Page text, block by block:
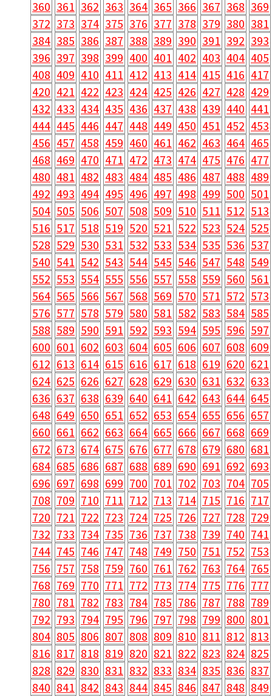
360 361 362 363 364 365 366 367 368 369
372 373 374 375 376 377 378 379 380 381
384 385 386 387 388 389 390 391 392 393
396 397 398 399 400 401 402 403 404 405
408 409 410 411 412 413 414 415 416 417
420 421 422 423 424 425 426 427 428 429
432 433 434 435 436 437 438 439 440 441
444 445 446 447 448 449 450 451 452 453
456 457 458 459 460 461 462 463 464 465
468 469 470 471 472 473 474 475 476 477
480 481 482 483 484 485 486 487 488 489
492 493 494 495 496 497 498 499 500 501
504 505 506 507 508 509 510 511 512 513
516 517 518 519 520 521 522 523 524 525
528 529 530 531 532 533 534 535 536 537
540 541 542 543 544 545 546 547 548 549
552 553 554 555 556 557 558 559 560 561
564 565 566 567 568 569 570 571 572 573
576 577 578 579 580 581 582 583 584 585
588 589 590 591 592 593 594 595 596 597
600 601 602 603 604 605 606 607 608 609
612 613 614 615 616 617 618 619 620 621
624 625 626 627 628 629 630 631 632 633
636 637 638 639 640 641 642 643 644 645
648 649 650 651 652 653 654 655 656 657
660 661 662 663 664 665 666 667 668 669
672 673 674 675 676 677 678 679 680 681
684 685 686 687 688 689 690 691 692 693
696 697 698 699 700 701 702 703 704 705
708 709 710 711 712 713 714 715 716 717
720 721 722 723 724 725 726 727 728 729
732 733 734 735 736 737 738 739 740 741
744 745 746 747 748 749 750 751 752 753
756 757 758 759 760 761 762 763 764 765
768 769 770 771 772 773 774 775 776 777
780 781 782 783 784 785 786 787 788 789
792 793 794 795 796 797 798 799 800 801
804 805 806 807 808 809 810 811 812 813
816 817 818 819 820 821 822 823 824 825
828 829 830 831 832 833 834 835 836 837
840 841 842 843 844 845 846 847 848 849